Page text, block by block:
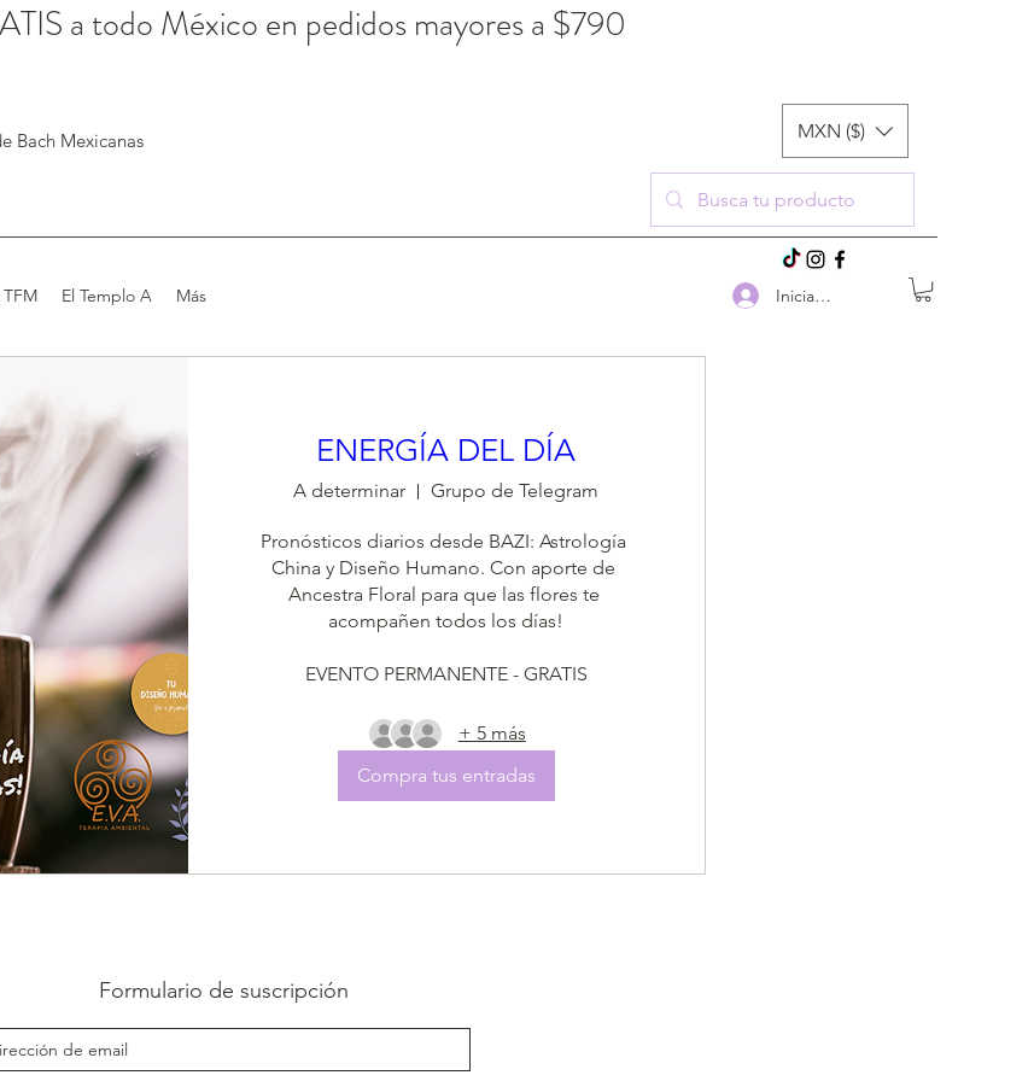
Bach Mexicanas MXN ($)
El Templo A Más Iniciar sesión
a todo México en pedidos mayores a $790
ENERGÍA DEL DÍA
A determinar Grupo de Telegram
Pronósticos diarios desde BAZI: Astrología
China y Diseño Humano. Con aporte de
Ancestra Floral para que las flores te
acompañen todos los días!
EVENTO PERMANENTE - GRATIS
+ 5 más
Compra tus entradas
Formulario de suscripción